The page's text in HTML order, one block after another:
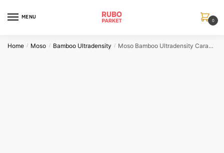
MENU
0
Home / Moso / Bamboo Ultradensity / Moso Bamboo Ultradensity Caramel dikte 32mm